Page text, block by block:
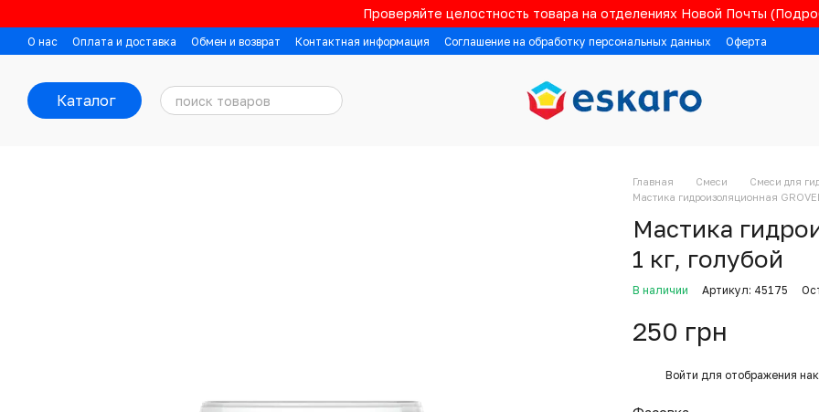
Проверяйте целостность товара на отделениях Новой Почты
О нас Оплата и доставка Обмен и возврат Контактная информация Соглашение на обработку персональных данных Оферта
Каталог
Главная Смеси Смеси для
Мастика гидроизоляционная
Мастика
1 кг, голубой
В наличии Артикул: 45175
250 грн
Войти для отображения